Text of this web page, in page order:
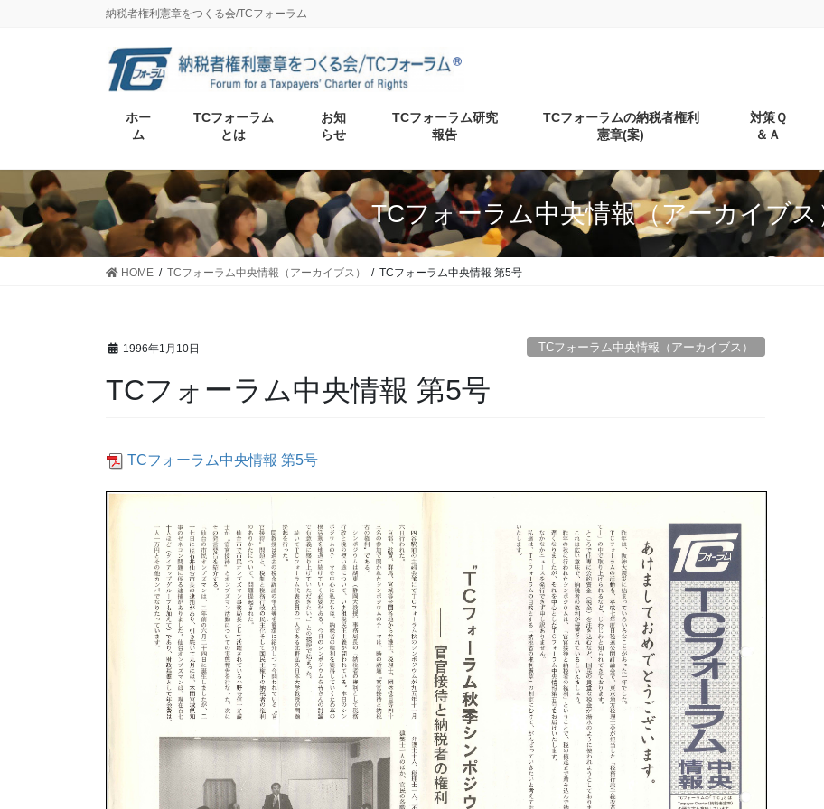
納税者権利憲章をつくる会/TCフォーラム
ホー
ム
TCフォーラム
とは
お知
らせ
TCフォーラム研究
報告
TCフォーラムの納税者権利
憲章(案)
対策Ｑ
＆Ａ
TCフォーラム中央情報（アーカイブス
HOME TCフォーラム中央情報（アーカイブス） TCフォーラム中央情報 第5号
1996年1月10日 TCフォーラム中央情報（アーカイブス）
TCフォーラム中央情報 第5号
TCフォーラム中央情報 第5号